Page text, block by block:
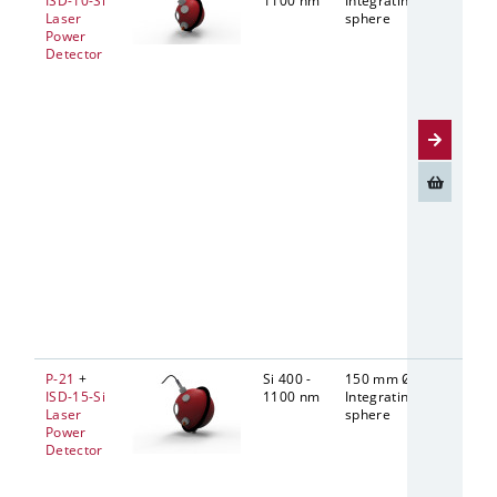
Laser
Power
Detector
sphere
P-21 +
ISD-15-Si
Laser
Power
Detector
Si 400 -
1100 nm
150 mm Ø
Integrating
sphere